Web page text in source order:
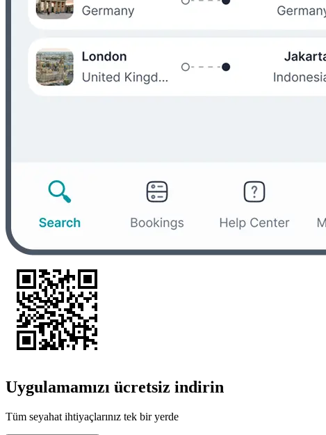
Uygulamamızı ücretsiz indirin
Tüm seyahat ihtiyaçlarınız tek bir yerde